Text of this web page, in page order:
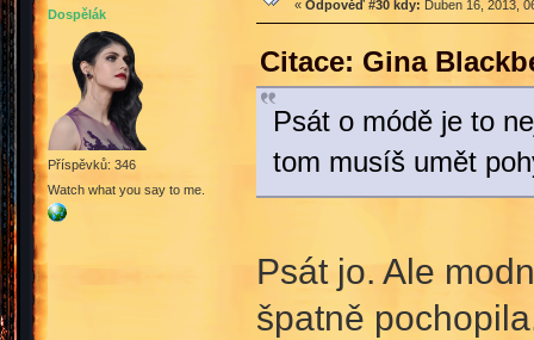
Dospělák
Příspěvků: 346
Watch what you say to me.
« Odpověď #30 kdy: Duben 16, 2013,
Citace: Gina
Psát o módě je to
tom musíš umět
Psát jo. Ale
špatně